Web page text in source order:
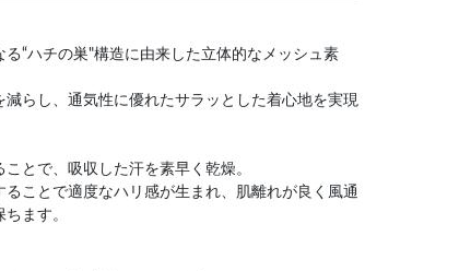
“ハチの巣"構造に由来した立体的なメッシュ素
らし、通気性に優れたサラッとした着心地を実現
とで、吸収した汗を素早く乾燥。
ことで適度なハリ感が生まれ、肌離れが良く風通
ます。